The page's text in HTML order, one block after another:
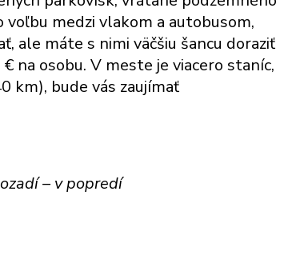
medzi vlakom a autobusom,
ale máte s nimi väčšiu šancu doraziť
na osobu. V meste je viacero staníc,
km), bude vás zaujímať
– v popredí